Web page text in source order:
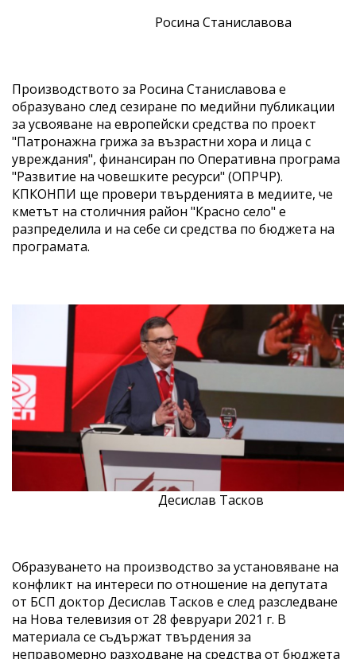
Росина Станиславова
Производството за Росина Станиславова е
образувано след сезиране по медийни публикации
за усвояване на европейски средства по проект
"Патронажна грижа за възрастни хора и лица с
увреждания", финансиран по Оперативна програма
"Развитие на човешките ресурси" (ОПРЧР).
КПКОНПИ ще провери твърденията в медиите, че
кметът на столичния район "Красно село" е
разпределила и на себе си средства по бюджета на
програмата.
Десислав Тасков
Образуването на производство за установяване на
конфликт на интереси по отношение на депутата
от БСП доктор Десислав Тасков е след разследване
на Нова телевизия от 28 февруари 2021 г. В
материала се съдържат твърдения за
неправомерно разходване на средства от бюджета